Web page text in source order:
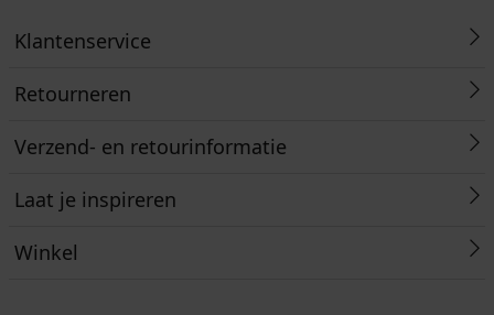
Klantenservice
Retourneren
Verzend- en retourinformatie
Laat je inspireren
Winkel